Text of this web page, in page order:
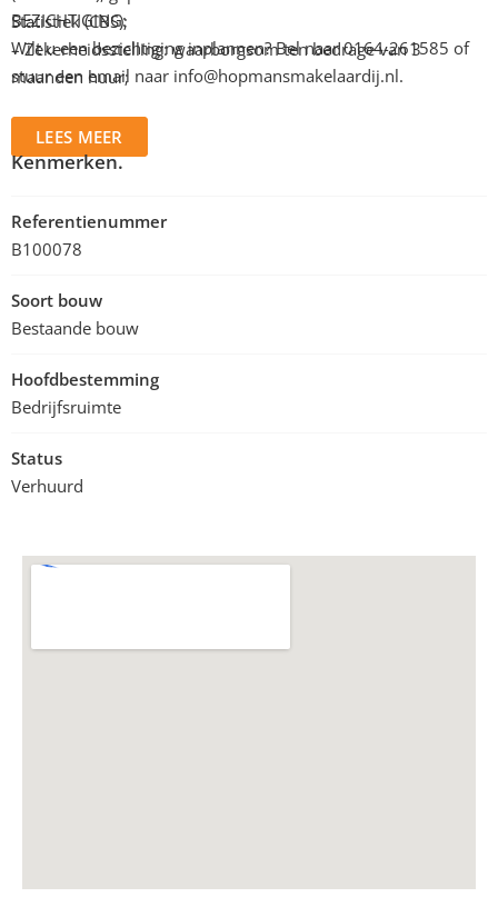
Statistiek (CBS);
– Zekerheidsstelling: waarborgsom ten bedrage van 3
maanden huur;
BEZICHTIGING:
Wilt u een bezichtiging inplannen? Bel naar 0164-261585 of
stuur een email naar info@hopmansmakelaardij.nl.
LEES MEER
Kenmerken.
Referentienummer
B100078
Soort bouw
Bestaande bouw
Hoofdbestemming
Bedrijfsruimte
Status
Verhuurd